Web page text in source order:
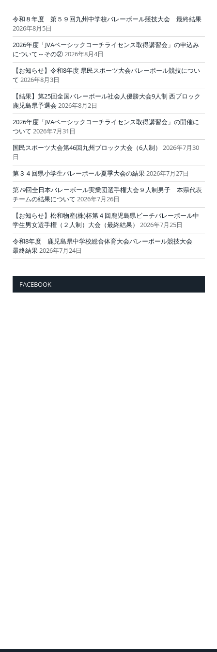
令和８年度 第５９回九州中学校バレーボール競技大会 最終結果
2026年8月5日
2026年度「JVAベーシックコーチライセンス取得講習会」の申込み
について～その②2026年8月4日
【お知らせ】令和8年度 県民スポーツ大会バレーボール競技につい
て 2026年8月3日
【結果】第25回全国バレーボール社会人優勝大会9人制 西ブロック
鹿児島県予選会 2026年8月2日
2026年度「JVAベーシックコーチライセンス取得講習会」の開催に
ついて 2026年7月31日
国民スポーツ大会第46回九州ブロック大会（6人制）
2026年7月30
日
第３４回県小学生バレーボール夏季大会の結果2026年7月27日
第79回全日本バレーボール実業団選手権大会９人制男子 本県代表
チームの結果について 2026年7月26日
【お知らせ】松和物産(株)杯第４回鹿児島県ビーチバレーボール中
学生男女選手権（２人制）大会（最終結果）
2026年7月25日
令和8年度 鹿児島県中学校総合体育大会バレーボール競技大会
最終結果2026年7月24日
FACEBOOK